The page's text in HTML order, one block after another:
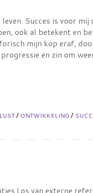
Succes is voor
ook al betekent en
mijn kop eraf,
en zin om
/ ONTWIKKELING /
Los van externe